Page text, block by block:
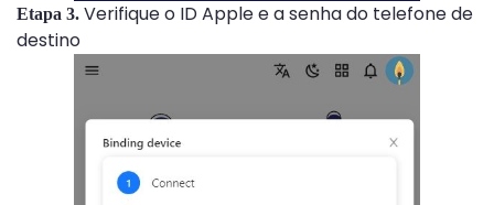
Etapa 3. Verifique o ID Apple e a senha do telefone de
destino